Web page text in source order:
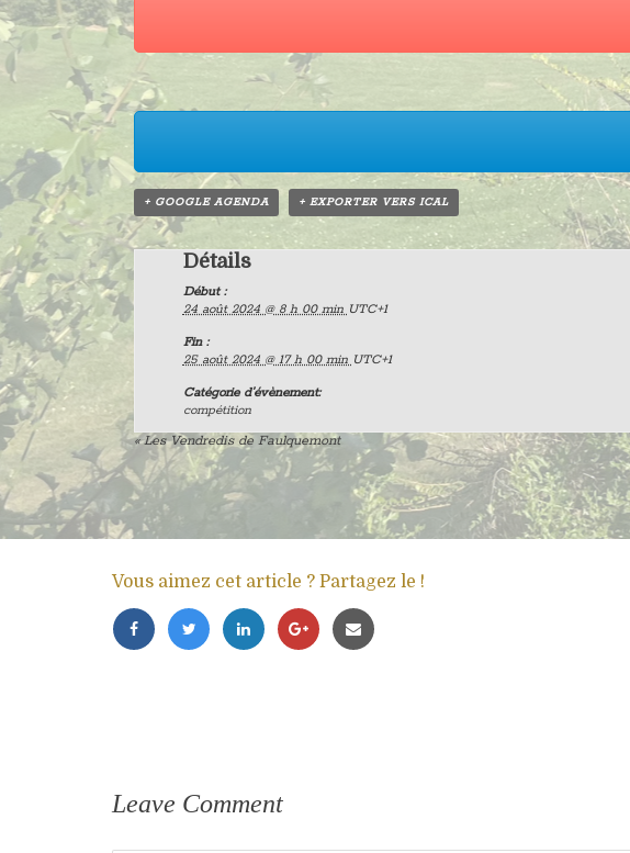
+ GOOGLE AGENDA + EXPORTER VERS ICAL
Détails
Début :
24 août 2024 @ 8 h 00 min UTC+1
Fin :
25 août 2024 @ 17 h 00 min UTC+1
Catégorie d’évènement:
compétition
«Les Vendredis de Faulquemont
Vous aimez cet article ? Partagez le !
Leave Comment